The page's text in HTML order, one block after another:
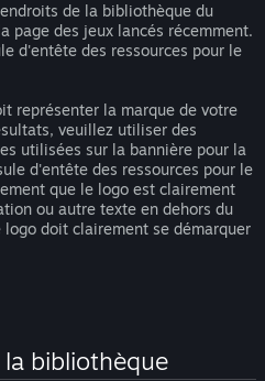
de la bibliothèque du
page des jeux lancés récemment.
d'entête des ressources pour le
représenter la marque de votre
veuillez utiliser des
utilisées sur la bannière pour la
d'entête des ressources pour le
que le logo est clairement
ou autre texte en dehors du
doit clairement se démarquer
la bibliothèque